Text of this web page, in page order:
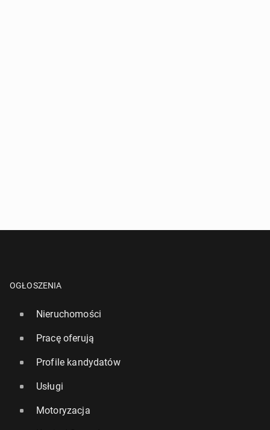
OGŁOSZENIA
Nieruchomości
Pracę oferują
Profile kandydatów
Usługi
Motoryzacja